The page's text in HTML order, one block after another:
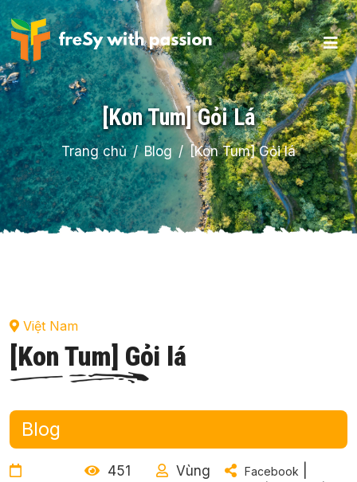
[Kon Tum] Gỏi Lá
Trang chủ Blog [Kon Tum] Gỏi lá
Việt Nam
[Kon Tum] Gỏi lá
Blog
451
Vùng
Facebook